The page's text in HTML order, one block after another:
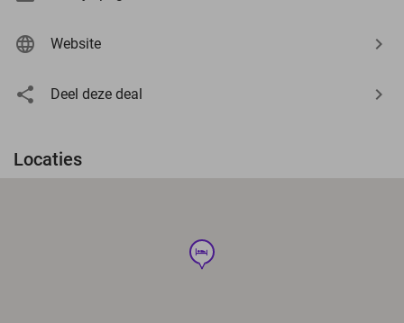
Website
Deel deze deal
Locaties
hotel